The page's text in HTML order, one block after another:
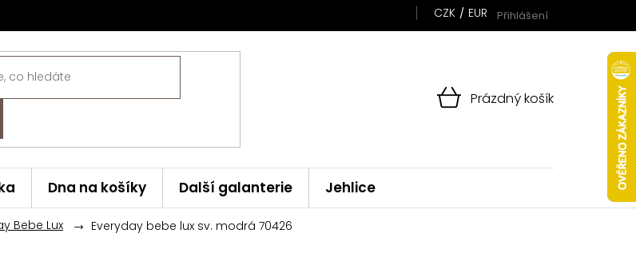
CZK EUR Přihlášení
NÁKUPNÍ
Prázdný košík
Dna na košíky Další galanterie Jehlice
Bebe Lux Everyday bebe lux sv. modrá 70426